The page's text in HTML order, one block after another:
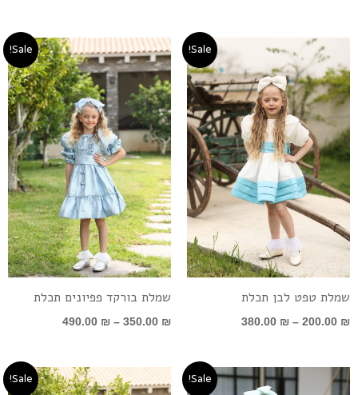
Sale!
שמלת טפט לבן תכלת
200.00 ₪
–
380.00 ₪
מחירים:
עד
Sale!
שמלת בורקד פפיונים תכלת
350.00 ₪
–
490.00 ₪
טווח
מחירים:
עד
Sale!
טווח
מחירים:
Sale!
טווח
מחירים: